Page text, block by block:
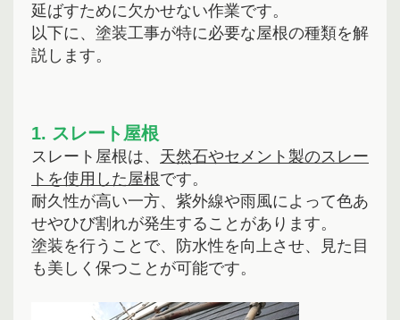
延ばすために欠かせない作業です。
以下に、塗装工事が特に必要な屋根の種類を解
説します。
1. スレート屋根
スレート屋根は、 天然石やセメント製のスレー
トを使用した屋根です。
耐久性が高い一方、紫外線や雨風によって色あ
せやひび割れが発生することがあります。
塗装を行うことで、防水性を向上させ、見た目
も美しく保つことが可能です。